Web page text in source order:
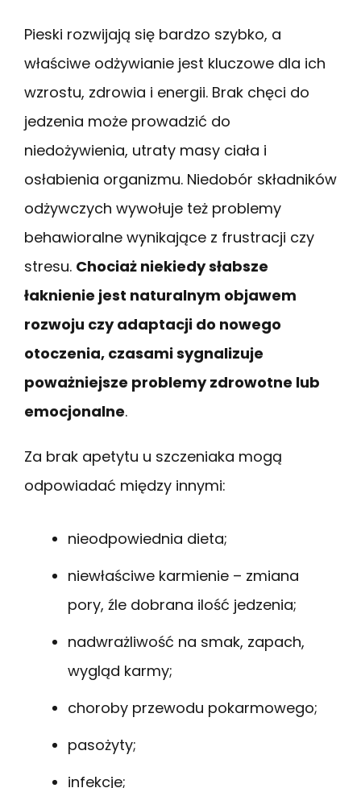
Pieski rozwijają się bardzo szybko, a
właściwe odżywianie jest kluczowe dla ich
wzrostu, zdrowia i energii. Brak chęci do
jedzenia może prowadzić do
niedożywienia, utraty masy ciała i
osłabienia organizmu. Niedobór składników
odżywczych wywołuje też problemy
behawioralne wynikające z frustracji czy
stresu. Chociaż niekiedy słabsze
łaknienie jest naturalnym objawem
rozwoju czy adaptacji do nowego
otoczenia, czasami sygnalizuje
poważniejsze problemy zdrowotne lub
emocjonalne.
Za brak apetytu u szczeniaka mogą
odpowiadać między innymi:
nieodpowiednia dieta;
niewłaściwe karmienie – zmiana
pory, źle dobrana ilość jedzenia;
nadwrażliwość na smak, zapach,
wygląd karmy;
choroby przewodu pokarmowego;
pasożyty;
infekcje;